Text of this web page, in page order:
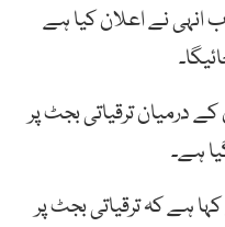
انہی نے اعلان کیا ہے
درمیان ترقیاتی بجٹ پر
ہے۔
ہے کہ ترقیاتی بجٹ پر